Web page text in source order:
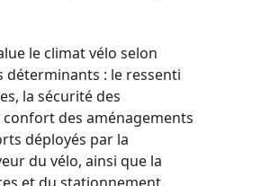
le climat vélo selon
déterminants : le ressenti
la sécurité des
des aménagements
déployés par la
du vélo, ainsi que la